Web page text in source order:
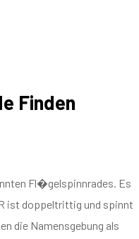
Finden
Fl�gelspinnrades. Es
ist doppeltrittig und spinnt
die Namensgebung als